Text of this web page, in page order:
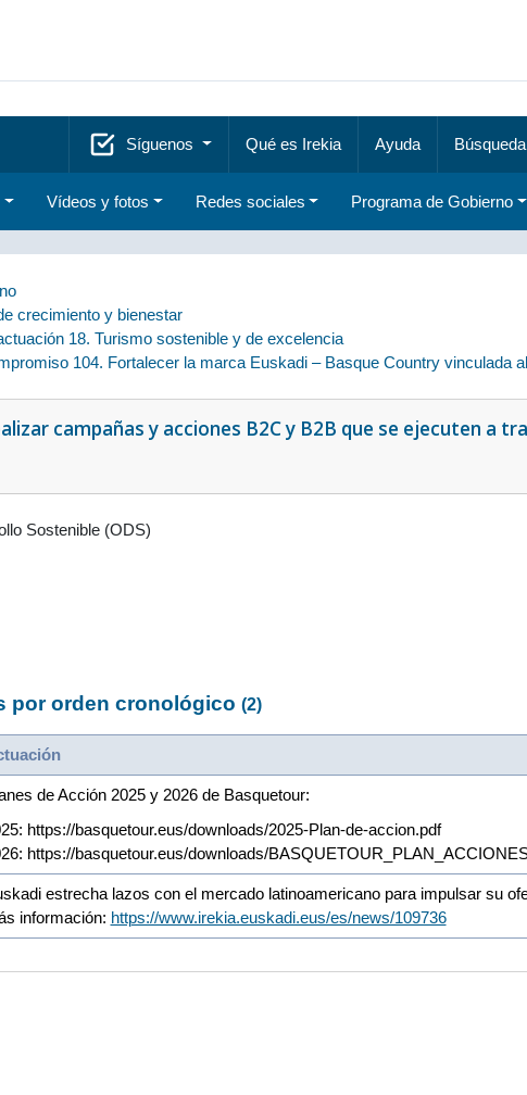
Síguenos Qué es Irekia Ayuda Búsqueda
Vídeos y fotos Redes sociales Programa de Gobierno
crecimiento y bienestar
18. Turismo sostenible y de excelencia
104. Fortalecer la marca Euskadi – Basque Country vinculada
campañas y acciones B2C y B2B que se ejecuten a
Sostenible (ODS)
por orden cronológico(2)
de Acción 2025 y 2026 de Basquetour:
https://basquetour.eus/downloads/2025-Plan-de-accion.pdf
https://basquetour.eus/downloads/
estrecha lazos con el mercado latinoamericano para impulsar su
información: https://www.irekia.euskadi.eus/es/news/109736